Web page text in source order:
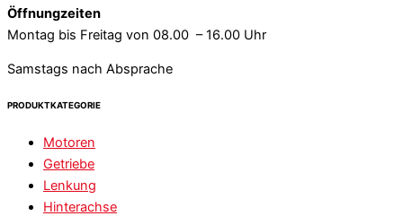
Öffnungzeiten
Montag bis Freitag von 08.00 – 16.00 Uhr
Samstags nach Absprache
PRODUKTKATEGORIE
Motoren
Getriebe
Lenkung
Hinterachse